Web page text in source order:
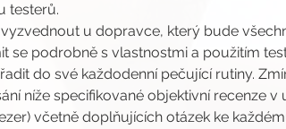
testerů.
u dopravce, který bude
se podrobně s vlastnostmi a použitím
do své každodenní pečující rutiny.
níže specifikované objektivní recenze v
včetně doplňujících otázek ke